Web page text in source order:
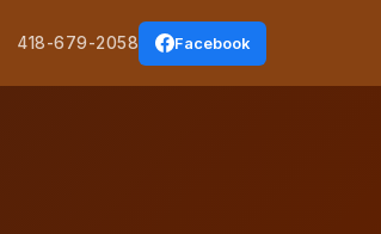
418-679-2058 Facebook